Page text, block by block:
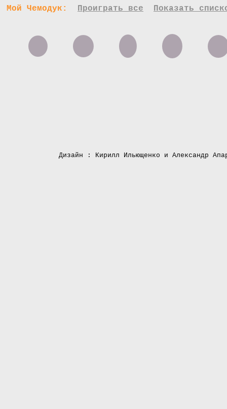
Мой Чемодук: Проиграть все Показать
Дизайн : Кирилл Ильющенко и Александр